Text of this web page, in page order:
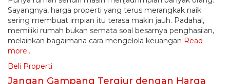
Sayangnya, harga properti yang terus merangkak naik
sering membuat impian itu terasa makin jauh. Padahal,
memiliki rumah bukan semata soal besarnya penghasilan,
melainkan bagaimana cara mengelola keuangan Read
more…
Beli Properti
Jangan Gampang Tergiur dengan Harga